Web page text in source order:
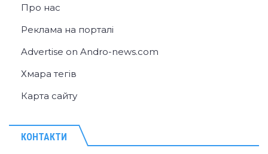
Про нас
Реклама на порталі
Advertise on Andro-news.com
Хмара тегів
Карта сайту
КОНТАКТИ